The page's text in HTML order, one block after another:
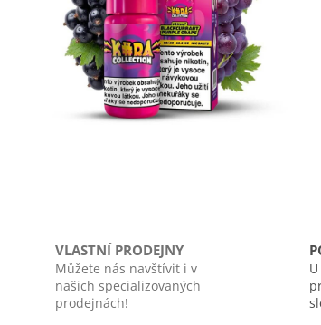
VLASTNÍ PRODEJNY
Můžete nás navštívit i v
našich specializovaných
prodejnách!